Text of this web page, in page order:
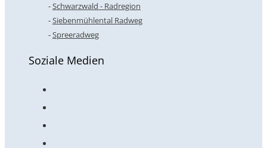
Schwarzwald - Radregion
Siebenmühlental Radweg
Spreeradweg
Soziale Medien